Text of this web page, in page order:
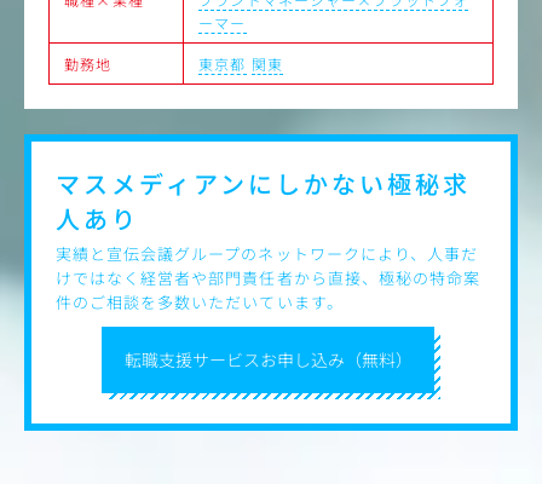
ーマー
勤務地
東京都 関東
転職支援サービスお申し込み（無料）
マスメディアンにしかない極秘求
人あり
実績と宣伝会議グループのネットワークにより、人事だ
けではなく経営者や部門責任者から直接、極秘の特命案
件のご相談を多数いただいています。